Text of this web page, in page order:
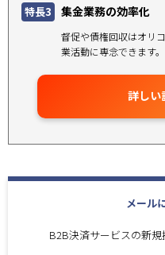
特長3 集金業務の効率化
督促や債権回収はオリ
業活動に専念できます。
詳しい
メール
B2B決済サービスの新